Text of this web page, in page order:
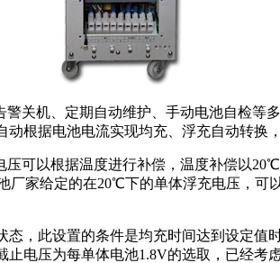
机、定期自动维护、手动电池自检等
根据电池电流实现均充、浮充自动转换
以根据温度进行补偿，温度补偿以
厂家给定的在20℃下的单体浮充电压，
此设置的条件是均充时间达到设定值
电压为每单体电池1.8V的选取，已经考